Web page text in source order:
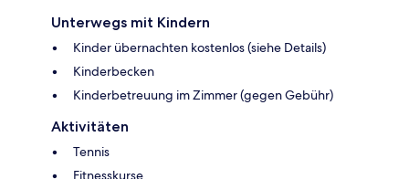
Unterwegs mit Kindern
Kinder übernachten kostenlos (siehe Details)
Kinderbecken
Kinderbetreuung im Zimmer (gegen Gebühr)
Aktivitäten
Tennis
Fitnesskurse